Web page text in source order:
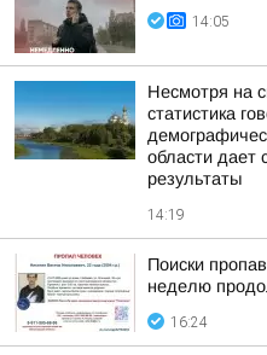
14:05
Несмотря на
статистика
области дает
результаты
14:19
Поиски
неделю
16:24